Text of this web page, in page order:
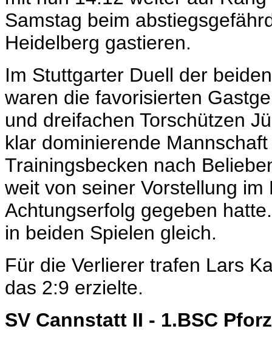
Samstag beim
Heidelberg gastieren.
Im Stuttgarter Duell der
waren die favorisierten
und dreifachen Torschützen
klar dominierende
Trainingsbecken nach
weit von seiner Vorstellung
Achtungserfolg gegeben
in beiden Spielen gleich.
Für die Verlierer trafen Lars
das 2:9 erzielte.
SV Cannstatt II - 1.BSC